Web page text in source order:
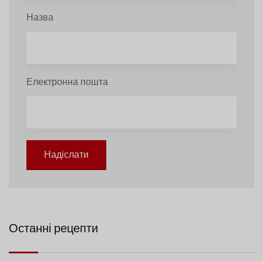
Назва
Електронна пошта
Надіслати
Останні рецепти